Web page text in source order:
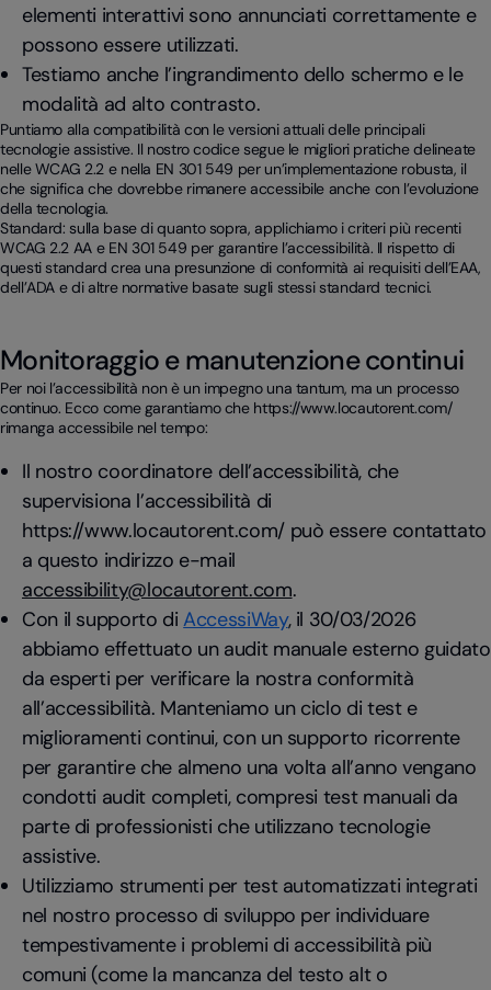
elementi interattivi sono annunciati correttamente e
possono essere utilizzati.
Testiamo anche l’ingrandimento dello schermo e le
modalità ad alto contrasto.
Puntiamo alla compatibilità con le versioni attuali delle principali
tecnologie assistive. Il nostro codice segue le migliori pratiche delineate
nelle WCAG 2.2 e nella EN 301 549 per un’implementazione robusta, il
che significa che dovrebbe rimanere accessibile anche con l’evoluzione
della tecnologia.
Standard: sulla base di quanto sopra, applichiamo i criteri più recenti
WCAG 2.2 AA e EN 301 549 per garantire l’accessibilità. Il rispetto di
questi standard crea una presunzione di conformità ai requisiti dell’EAA,
dell’ADA e di altre normative basate sugli stessi standard tecnici.
Monitoraggio e manutenzione continui
Per noi l’accessibilità non è un impegno una tantum, ma un processo
continuo. Ecco come garantiamo che https://www.locautorent.com/
rimanga accessibile nel tempo:
Il nostro coordinatore dell’accessibilità, che
supervisiona l’accessibilità di
https://www.locautorent.com/ può essere contattato
a questo indirizzo e-mail
accessibility@locautorent.com.
Con il supporto diAccessiWay, il 30/03/2026
abbiamo effettuato un audit manuale esterno guidato
da esperti per verificare la nostra conformità
all’accessibilità. Manteniamo un ciclo di test e
miglioramenti continui, con un supporto ricorrente
per garantire che almeno una volta all’anno vengano
condotti audit completi, compresi test manuali da
parte di professionisti che utilizzano tecnologie
assistive.
Utilizziamo strumenti per test automatizzati integrati
nel nostro processo di sviluppo per individuare
tempestivamente i problemi di accessibilità più
comuni (come la mancanza del testo alt o